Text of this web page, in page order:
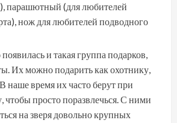
парашютный (для любителей
нож для любителей подводного
и такая группа подарков,
Их можно подарить как охотнику,
наше время их часто берут при
чтобы просто поразвлечься. С ними
на зверя довольно крупных